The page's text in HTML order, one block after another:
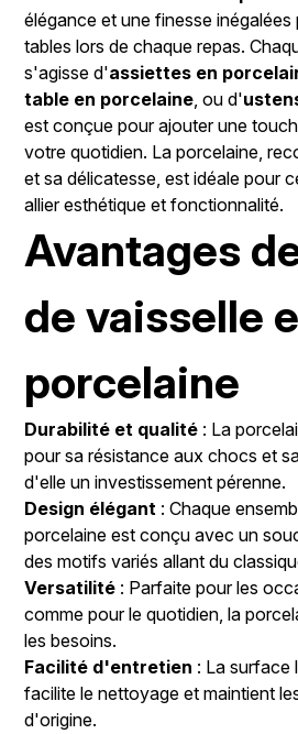
élégance et une finesse inégalées
tables lors de chaque repas.
s'agisse d'assiettes en
table en porcelaine, ou d'
est conçue pour ajouter une
votre quotidien. La porcelaine,
et sa délicatesse, est idéale pour
allier esthétique et fonctionnalité.
Avantages
de vaisselle
porcelaine
Durabilité et qualité : La
pour sa résistance aux chocs et
d'elle un investissement pérenne.
Design élégant : Chaque
porcelaine est conçu avec un
des motifs variés allant du
Versatilité : Parfaite pour les
comme pour le quotidien, la
les besoins.
Facilité d'entretien : La surface
facilite le nettoyage et maintient
d'origine.